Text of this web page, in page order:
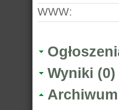
WWW:
Wyniki